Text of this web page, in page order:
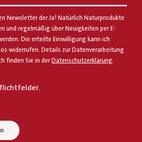
Newsletter der Ja! Natürlich Naturprodukte
und regelmäßig über Neuigkeiten per E-
Die erteilte Einwilligung kann ich
widerrufen. Details zur Datenverarbeitung
finden Sie in der Datenschutzerklärung.